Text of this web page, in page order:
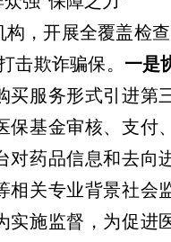
，开展全覆盖检
击欺诈骗保。 一是
买服务形式引进第
保基金审核、支付
对药品信息和去向
相关专业背景社会
实施监督，为促进